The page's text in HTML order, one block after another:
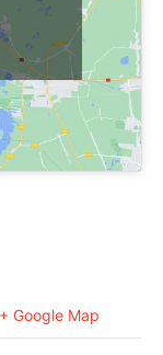
+ Google Map